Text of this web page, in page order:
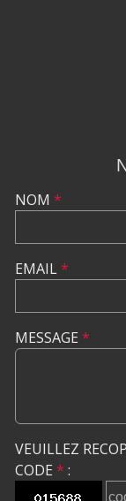
NOM *
EMAIL*
MESSAGE *
VEUILLEZ
CODE * :